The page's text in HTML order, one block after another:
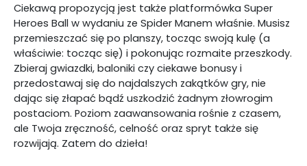
Ciekawą propozycją jest także platformówka Super
Heroes Ball w wydaniu ze Spider Manem właśnie. Musisz
przemieszczać się po planszy, tocząc swoją kulę (a
właściwie: tocząc się) i pokonując rozmaite przeszkody.
Zbieraj gwiazdki, baloniki czy ciekawe bonusy i
przedostawaj się do najdalszych zakątków gry, nie
dając się złapać bądź uszkodzić żadnym złowrogim
postaciom. Poziom zaawansowania rośnie z czasem,
ale Twoja zręczność, celność oraz spryt także się
rozwijają. Zatem do dzieła!